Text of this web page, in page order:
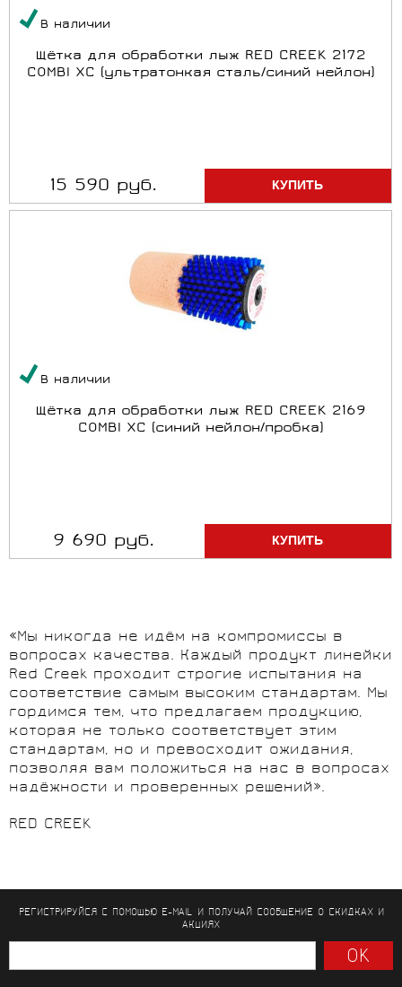
В наличии
Щётка для обработки лыж RED CREEK 2172
COMBI XC (ультратонкая сталь/синий нейлон)
15 590 руб.
В наличии
Щётка для обработки лыж RED CREEK 2169
COMBI XC (синий нейлон/пробка)
9 690 руб.
«Мы никогда не идём на компромиссы в
вопросах качества. Каждый продукт линейки
Red Creek проходит строгие испытания на
соответствие самым высоким стандартам. Мы
гордимся тем, что предлагаем продукцию,
которая не только соответствует этим
стандартам, но и превосходит ожидания,
позволяя вам положиться на нас в вопросах
надёжности и проверенных решений».
RED CREEK
РЕГИСТРИРУЙСЯ С ПОМОЩЬЮ E-MAIL И ПОЛУЧАЙ СООБЩЕНИЕО СКИДКАХ И
АКЦИЯХ